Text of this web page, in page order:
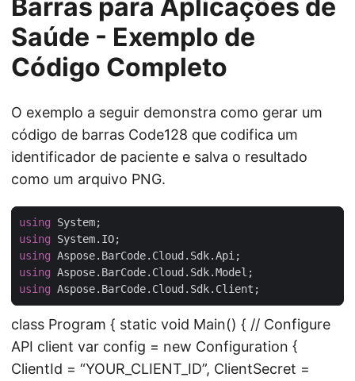
Barras para Aplicações de
Saúde - Exemplo de
Código Completo
O exemplo a seguir demonstra como gerar um
código de barras Code128 que codifica um
identificador de paciente e salva o resultado
como um arquivo PNG.
using
using
using
using
using
class Program { static void Main() { // Configure
API client var config = new Configuration {
ClientId = “YOUR_CLIENT_ID”, ClientSecret =